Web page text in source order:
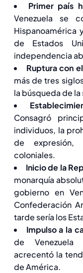
Primer país
Venezuela se
Hispanoamérica
de Estados
independencia
Ruptura con
más de tres
la búsqueda de
Consagró
individuos, la
de expresión,
coloniales.
Inicio de la
monarquía
gobierno en
Confederación
tarde sería los
Impulso a la
de Venezuela
acrecentó la
de América.